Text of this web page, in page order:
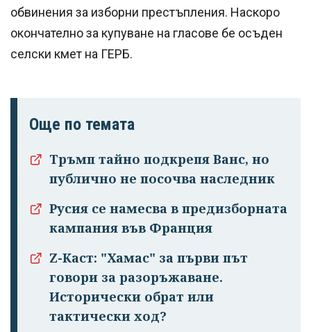
обвинения за изборни престъпления. Наскоро
окончателно за купуване на гласове бе осъден
селски кмет на ГЕРБ.
Още по темата
Тръмп тайно подкрепя Ванс, но
публично не посочва наследник
Русия се намесва в предизборната
кампания във Франция
Z-Каст: "Хамас" за първи път
говори за разоръжаване.
Исторически обрат или
тактически ход?